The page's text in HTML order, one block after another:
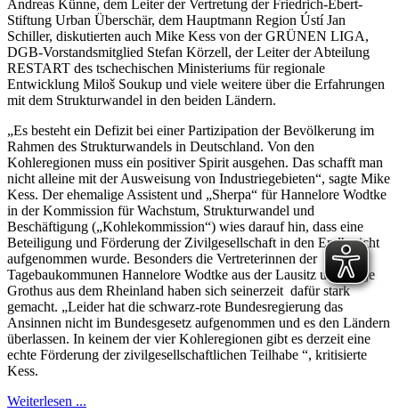
Andreas Künne, dem Leiter der Vertretung der Friedrich-Ebert-
Stiftung Urban Überschär, dem Hauptmann Region Ústí Jan
Schiller, diskutierten auch Mike Kess von der GRÜNEN LIGA,
DGB-Vorstandsmitglied Stefan Körzell, der Leiter der Abteilung
RESTART des tschechischen Ministeriums für regionale
Entwicklung Miloš Soukup und viele weitere über die Erfahrungen
mit dem Strukturwandel in den beiden Ländern.
„Es besteht ein Defizit bei einer Partizipation der Bevölkerung im
Rahmen des Strukturwandels in Deutschland. Von den
Kohleregionen muss ein positiver Spirit ausgehen. Das schafft man
nicht alleine mit der Ausweisung von Industriegebieten“, sagte Mike
Kess. Der ehemalige Assistent und „Sherpa“ für Hannelore Wodtke
in der Kommission für Wachstum, Strukturwandel und
Beschäftigung („Kohlekommission“) wies darauf hin, dass eine
Beteiligung und Förderung der Zivilgesellschaft in den Endbericht
aufgenommen wurde. Besonders die Vertreterinnen der
Tagebaukommunen Hannelore Wodtke aus der Lausitz und Antje
Grothus aus dem Rheinland haben sich seinerzeit dafür stark
gemacht. „Leider hat die schwarz-rote Bundesregierung das
Ansinnen nicht im Bundesgesetz aufgenommen und es den Ländern
überlassen. In keinem der vier Kohleregionen gibt es derzeit eine
echte Förderung der zivilgesellschaftlichen Teilhabe “, kritisierte
Kess.
Weiterlesen ...